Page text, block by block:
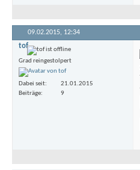
09.02.2015, 12:34
tof
Grad reingestolpert
Dabei seit
21.01.2015
Beiträge
9